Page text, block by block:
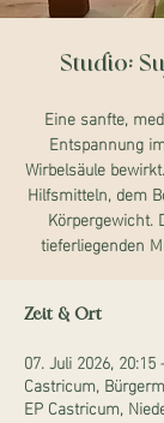
Studio:
Eine sanfte,
Entspannung
Wirbelsäule
Hilfsmitteln, dem
Körpergewicht.
tieferliegenden
Zeit & Ort
07. Juli 2026,
Castricum,
EP Castricum,